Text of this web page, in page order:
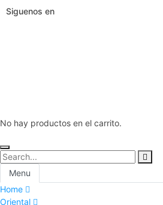
Siguenos en
No hay productos en el carrito.
Menu
Home
Oriental